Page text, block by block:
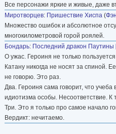
Все персонажи яркие и живые, даже
Миротворцев: Пришествие Хиспа (
Множество ошибок и абсолютное
многокилометровой горой роялей.
Бондарь: Последний дракон
О ужас. Героиня не только
Катану никогда не носят за спиной.
не говорю. Это раз.
Два. Героиня сама говорит, что
идиотизма особы. Несоответствие. К
Три. Это я только про самое начало
Вердикт: нечитаемо.